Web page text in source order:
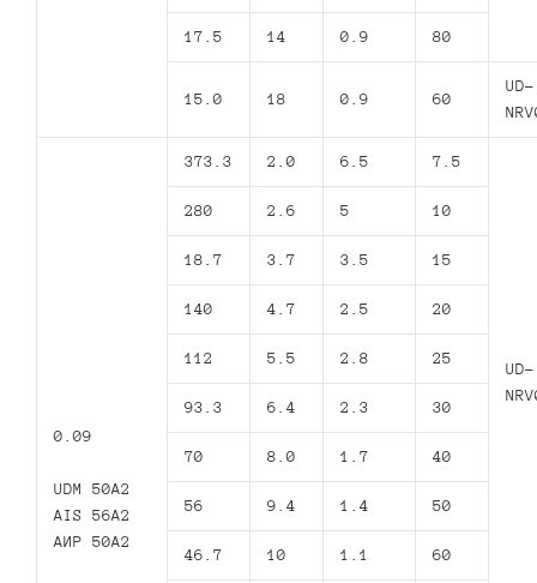
17.5 14 0.9 80
15.0 18 0.9 60
UD-
0.09
UDM 50A2
AIS 56A2
АИР 50А2
373.3 2.0 6.5 7.5
UD-
280 2.6 5 10
18.7 3.7 3.5 15
140 4.7 2.5 20
112 5.5 2.8 25
93.3 6.4 2.3 30
70 8.0 1.7 40
56 9.4 1.4 50
46.7 10 1.1 60